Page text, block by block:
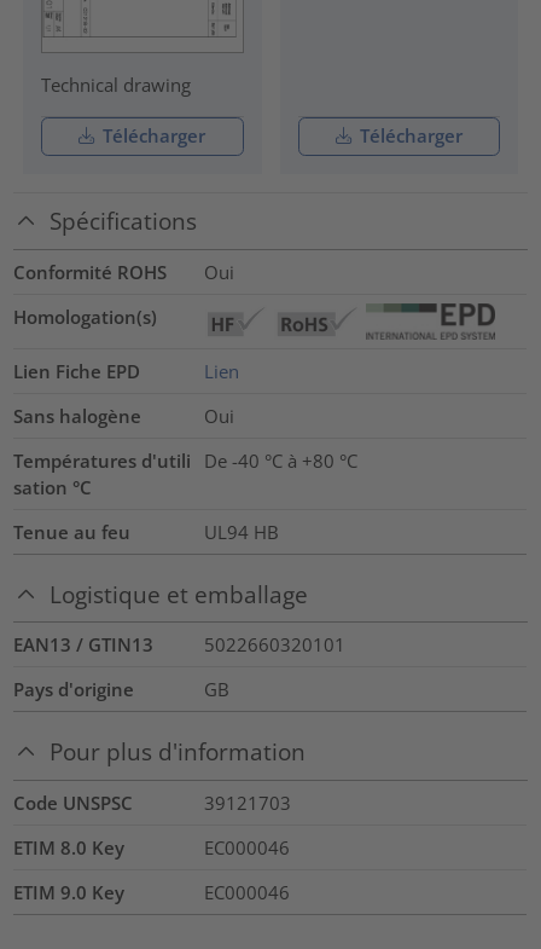
Technical drawing
Télécharger Télécharger
Spécifications
Conformité ROHS
Oui
Homologation(s)
Lien Fiche EPD
Lien
Sans halogène
Oui
Températures d'utili
sation °C
De -40 °C à +80 °C
Tenue au feu UL94 HB
Logistique et emballage
EAN13 / GTIN13
5022660320101
Pays d'origine
GB
Pour plus d'information
Code UNSPSC
39121703
ETIM 8.0 Key
EC000046
ETIM 9.0 Key
EC000046